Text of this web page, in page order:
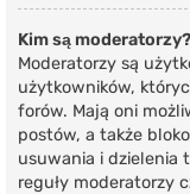
Kim są moderatorzy?
Moderatorzy są
użytkowników,
forów. Mają oni
postów, a także
usuwania i dzielenia
reguły moderatorzy